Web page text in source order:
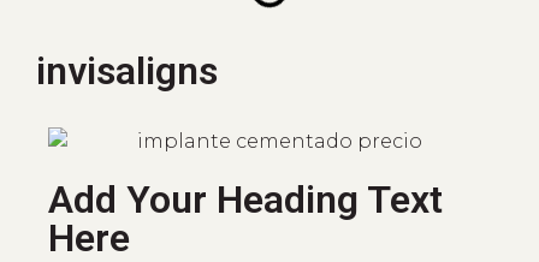
invisaligns
Add Your Heading Text
Here